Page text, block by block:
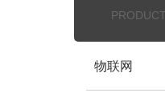
物联网